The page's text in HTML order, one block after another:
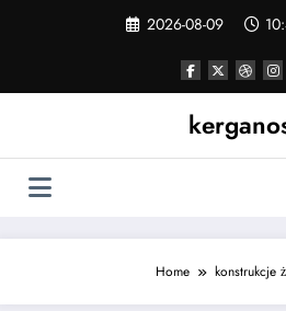
2026-08-09
Home konstrukcje